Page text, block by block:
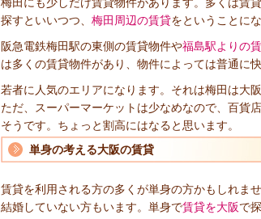
探すといいつつ、 梅田周辺の賃貸をということに
阪急電鉄梅田駅の東側の賃貸物件や福島駅よりの
は多くの賃貸物件があり、物件によっては普通に
若者に人気のエリアになります。それは梅田は大
ただ、スーパーマーケットは少なめなので、百貨
そうです。ちょっと割高にはなると思います。
単身の考える大阪の賃貸
賃貸を利用される方の多くが単身の方かもしれま
結婚していない方もいます。単身で賃貸を大阪で